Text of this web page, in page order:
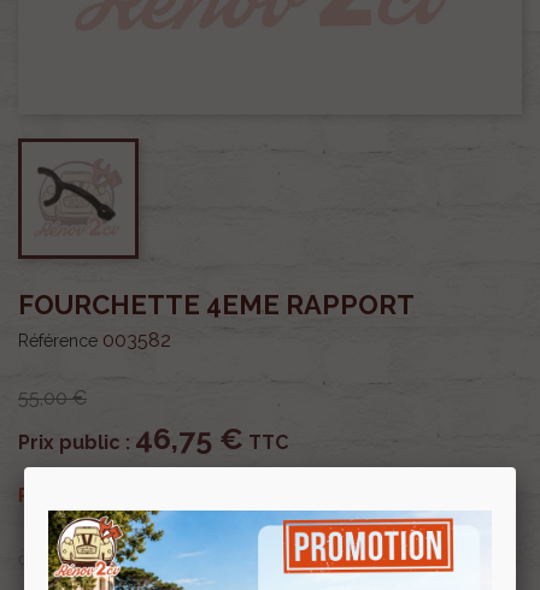
FOURCHETTE 4EME RAPPORT
Référence 003582
55,00 €
Prix public : 46,75 € TTC
Prix club
OU PAYER EN